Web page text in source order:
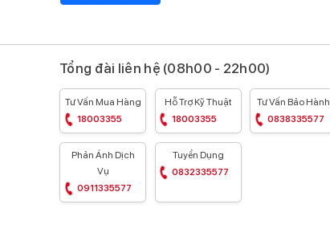
Tổng đài liên hệ (08h00 - 22h00)
Tư Vấn Mua Hàng
18003355
Hỗ Trợ Kỹ Thuật
18003355
Tư Vấn Bảo Hành
0838335577
Phản Ánh Dịch
Vụ
0911335577
Tuyển Dụng
0832335577